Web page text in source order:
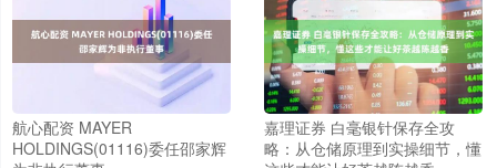
航心配资 MAYER
HOLDINGS(01116)委任邵家辉
嘉理证券 白毫银针保存全攻
略：从仓储原理到实操细节，懂